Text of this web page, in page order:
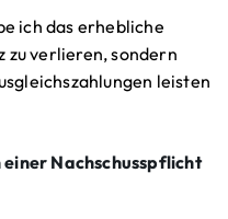
ich das erhebliche
zu verlieren, sondern
leisten
Nachschusspflicht